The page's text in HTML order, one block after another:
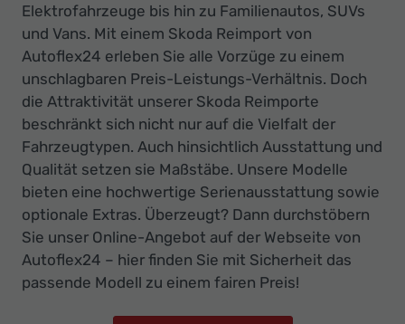
Elektrofahrzeuge bis hin zu Familienautos, SUVs
und Vans. Mit einem Skoda Reimport von
Autoflex24 erleben Sie alle Vorzüge zu einem
unschlagbaren Preis-Leistungs-Verhältnis. Doch
die Attraktivität unserer Skoda Reimporte
beschränkt sich nicht nur auf die Vielfalt der
Fahrzeugtypen. Auch hinsichtlich Ausstattung und
Qualität setzen sie Maßstäbe. Unsere Modelle
bieten eine hochwertige Serienausstattung sowie
optionale Extras. Überzeugt? Dann durchstöbern
Sie unser Online-Angebot auf der Webseite von
Autoflex24 – hier finden Sie mit Sicherheit das
passende Modell zu einem fairen Preis!